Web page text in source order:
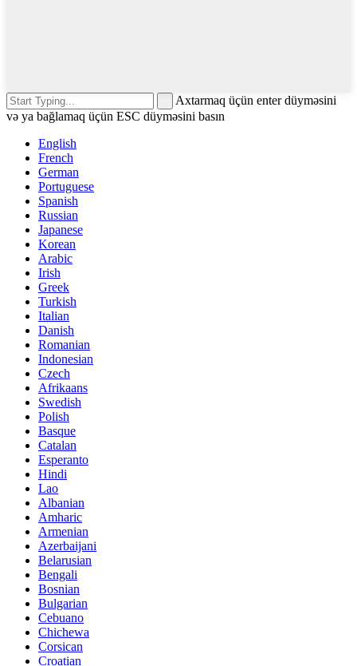
Axtarmaq üçün enter düyməsini
və ya bağlamaq üçün ESC düyməsini basın
English
French
German
Portuguese
Spanish
Russian
Japanese
Korean
Arabic
Irish
Greek
Turkish
Italian
Danish
Romanian
Indonesian
Czech
Afrikaans
Swedish
Polish
Basque
Catalan
Esperanto
Hindi
Lao
Albanian
Amharic
Armenian
Azerbaijani
Belarusian
Bengali
Bosnian
Bulgarian
Cebuano
Chichewa
Corsican
Croatian